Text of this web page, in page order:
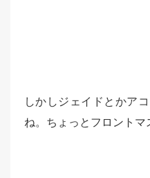
しかしジェイドとかア
ね。ちょっとフロント